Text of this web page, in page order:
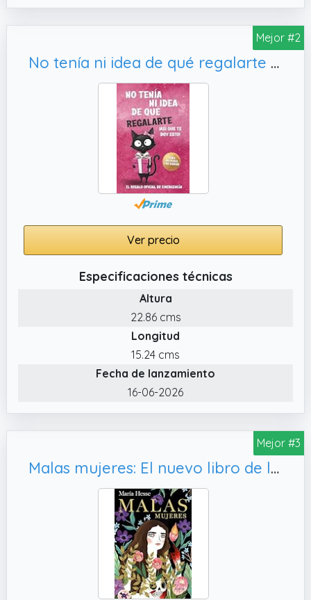
Mejor #2
No tenía ni idea de qué regalarte – Regalo divertido para mujeres: Un libro lleno de humor, Navidad y cualquier ocasión
Ver precio
Especificaciones técnicas
Altura
22.86 cms
Longitud
15.24 cms
Fecha de lanzamiento
16-06-2026
Mejor #3
Malas mujeres: El nuevo libro de la aclamada autora de «Frida» y «El placer» (Lumen Gráfica)